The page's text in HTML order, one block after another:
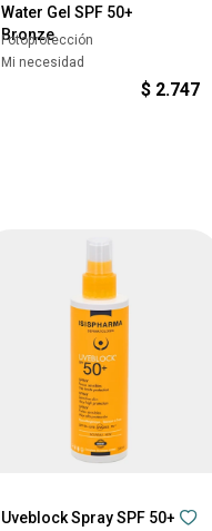
Water Gel SPF 50+
Bronze
Fotoprotección
Mi necesidad
$ 2.747
Uveblock Spray SPF 50+